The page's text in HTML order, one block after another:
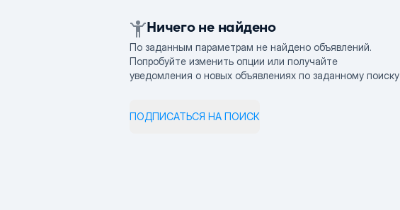
Ничего не найдено
По заданным параметрам не найдено объявлений.
Попробуйте изменить опции или получайте
уведомления о новых объявлениях по заданному поиску
ПОДПИСАТЬСЯ НА ПОИСК